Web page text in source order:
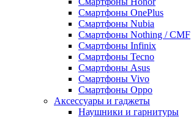
Смартфоны OnePlus
Смартфоны Nubia
Смартфоны Nothing / CMF
Смартфоны Infinix
Смартфоны Tecno
Смартфоны Asus
Смартфоны Vivo
Смартфоны Oppo
Аксессуары и гаджеты
Наушники и гарнитуры